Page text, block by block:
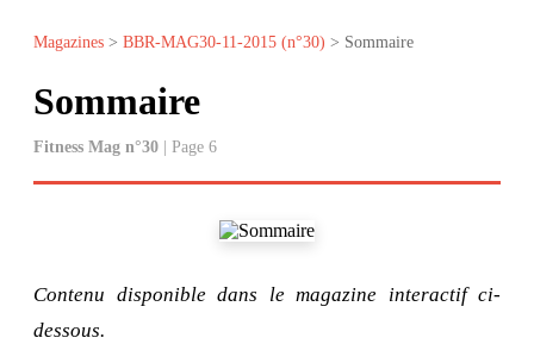
Magazines > BBR-MAG30-11-2015 (n°30) > Sommaire
Sommaire
Fitness Mag n°30 | Page 6
Contenu disponible dans le magazine interactif ci-
dessous.